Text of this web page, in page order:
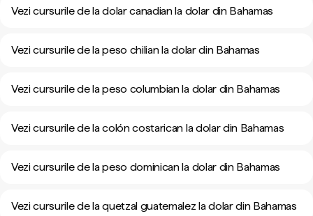
Vezi cursurile de la dolar canadian la dolar din Bahamas
Vezi cursurile de la peso chilian la dolar din Bahamas
Vezi cursurile de la peso columbian la dolar din Bahamas
Vezi cursurile de la colón costarican la dolar din Bahamas
Vezi cursurile de la peso dominican la dolar din Bahamas
Vezi cursurile de la quetzal guatemalez la dolar din Bahamas